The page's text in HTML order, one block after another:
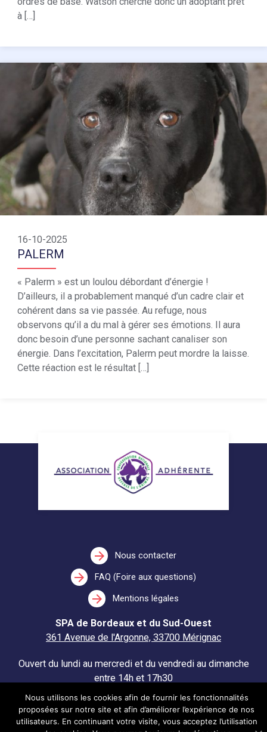
à […]
16-10-2025
PALERM
« Palerm » est un loulou débordant d’énergie !
D’ailleurs, il a probablement manqué d’un cadre clair et
cohérent dans sa vie passée. Au refuge, nous
observons qu’il a du mal à gérer ses émotions. Il aura
donc besoin d’une personne sachant canaliser son
énergie. Dans l’excitation, Palerm peut mordre la laisse.
Cette réaction est le résultat […]
arrow_forward Nous contacter
arrow_forward FAQ (Foire aux questions)
arrow_forward Mentions légales
SPA de Bordeaux et du Sud-Ouest
361 Avenue de l'Argonne, 33700 Mérignac
Ouvert du lundi au mercredi et du vendredi au dimanche
entre 14h et 17h30
Fermé le jeudi.
Nous utilisons les cookies afin de fournir les fonctionnalités
proposées sur notre site et afin d’améliorer l’expérience de nos
utilisateurs. En continuant votre visite, vous acceptez l’utilisation